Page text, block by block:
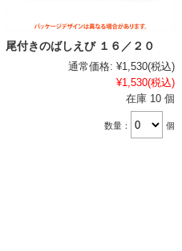
尾付きのばしえび １６／２０
通常価格: ¥1,530(税込)
¥1,530(税込)
在庫 10 個
数量： 個